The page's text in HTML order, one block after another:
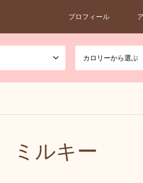
プロフィール
カロリーから選ぶ
ミルキー